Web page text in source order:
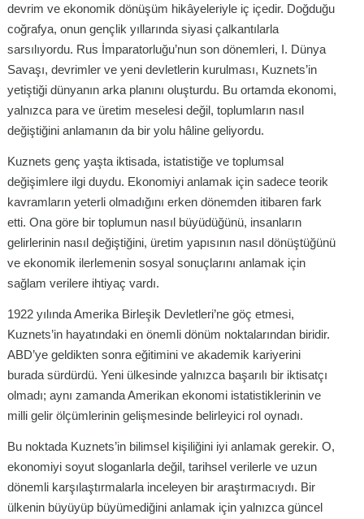
devrim ve ekonomik dönüşüm hikâyeleriyle iç içedir. Doğduğu
coğrafya, onun gençlik yıllarında siyasi çalkantılarla
sarsılıyordu. Rus İmparatorluğu’nun son dönemleri, I. Dünya
Savaşı, devrimler ve yeni devletlerin kurulması, Kuznets’in
yetiştiği dünyanın arka planını oluşturdu. Bu ortamda ekonomi,
yalnızca para ve üretim meselesi değil, toplumların nasıl
değiştiğini anlamanın da bir yolu hâline geliyordu.
Kuznets genç yaşta iktisada, istatistiğe ve toplumsal
değişimlere ilgi duydu. Ekonomiyi anlamak için sadece teorik
kavramların yeterli olmadığını erken dönemden itibaren fark
etti. Ona göre bir toplumun nasıl büyüdüğünü, insanların
gelirlerinin nasıl değiştiğini, üretim yapısının nasıl dönüştüğünü
ve ekonomik ilerlemenin sosyal sonuçlarını anlamak için
sağlam verilere ihtiyaç vardı.
1922 yılında Amerika Birleşik Devletleri’ne göç etmesi,
Kuznets’in hayatındaki en önemli dönüm noktalarından biridir.
ABD’ye geldikten sonra eğitimini ve akademik kariyerini
burada sürdürdü. Yeni ülkesinde yalnızca başarılı bir iktisatçı
olmadı; aynı zamanda Amerikan ekonomi istatistiklerinin ve
milli gelir ölçümlerinin gelişmesinde belirleyici rol oynadı.
Bu noktada Kuznets’in bilimsel kişiliğini iyi anlamak gerekir. O,
ekonomiyi soyut sloganlarla değil, tarihsel verilerle ve uzun
dönemli karşılaştırmalarla inceleyen bir araştırmacıydı. Bir
ülkenin büyüyüp büyümediğini anlamak için yalnızca güncel